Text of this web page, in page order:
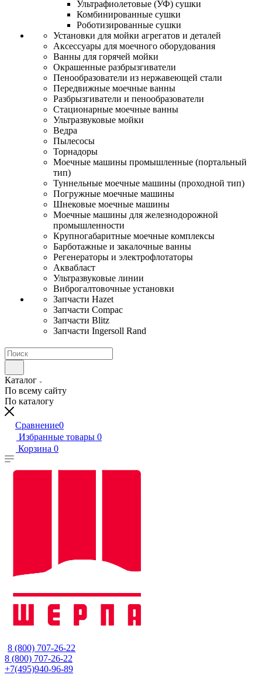
Ультрафиолетовые (УФ) сушки
Комбинированные сушки
Роботизированные сушки
Установки для мойки агрегатов и деталей
Аксессуары для моечного оборудования
Ванны для горячей мойки
Окрашенные разбрызгиватели
Пенообразователи из нержавеющей стали
Передвижные моечные ванны
Разбрызгиватели и пенообразователи
Стационарные моечные ванны
Ультразвуковые мойки
Ведра
Пылесосы
Торнадоры
Моечные машины промышленные (портальный
тип)
Туннельные моечные машины (проходной тип)
Погружные моечные машины
Шнековые моечные машины
Моечные машины для железнодорожной
промышленности
Крупногабаритные моечные комплексы
Барботажные и закалочные ванны
Регенераторы и электрофлотаторы
Аквабласт
Ультразвуковые линии
Виброгалтовочные установки
Запчасти Hazet
Запчасти Compac
Запчасти Blitz
Запчасти Ingersoll Rand
Каталог
По всему сайту
По каталогу
Сравнение0
Избранные товары 0
Корзина 0
8 (800) 707-26-22
8 (800) 707-26-22
+7(495)940-96-89